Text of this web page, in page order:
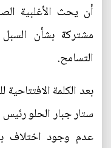
أن يحث الأغلبية
مشتركة بشأن السبل
التسامح.
بعد الكلمة
ستار جبار الحلو رئيس
عدم وجود اختلاف